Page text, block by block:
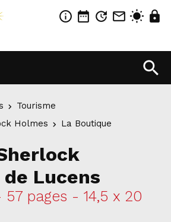
info_outline date_range update mail_outline wb_sunny lock
search
Tourisme
Holmes
La Boutique
Lucens
pages - 14,5 x 20